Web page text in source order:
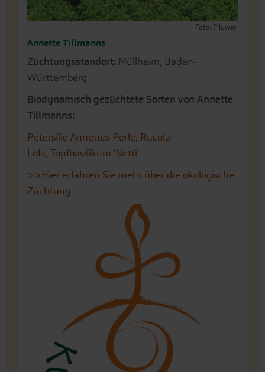
Foto: Piluweri
Annette Tillmanns
Züchtungsstandort: Müllheim, Baden-
Württemberg
Biodynamisch gezüchtete Sorten von Annette
Tillmanns:
Petersilie Annettes Perle, Rucola
Lola, Topfbasilikum 'Netti'
>>Hier erfahren Sie mehr über die ökologische
Züchtung